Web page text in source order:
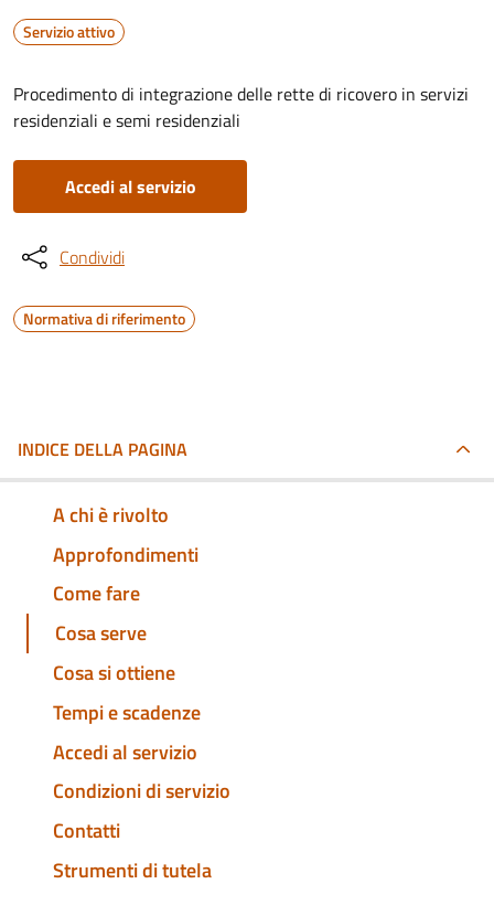
Servizio attivo
Procedimento di integrazione delle rette di ricovero in servizi
residenziali e semi residenziali
Accedi al servizio
Condividi
Normativa di riferimento
INDICE DELLA PAGINA
A chi è rivolto
Approfondimenti
Come fare
Cosa serve
Cosa si ottiene
Tempi e scadenze
Accedi al servizio
Condizioni di servizio
Contatti
Strumenti di tutela